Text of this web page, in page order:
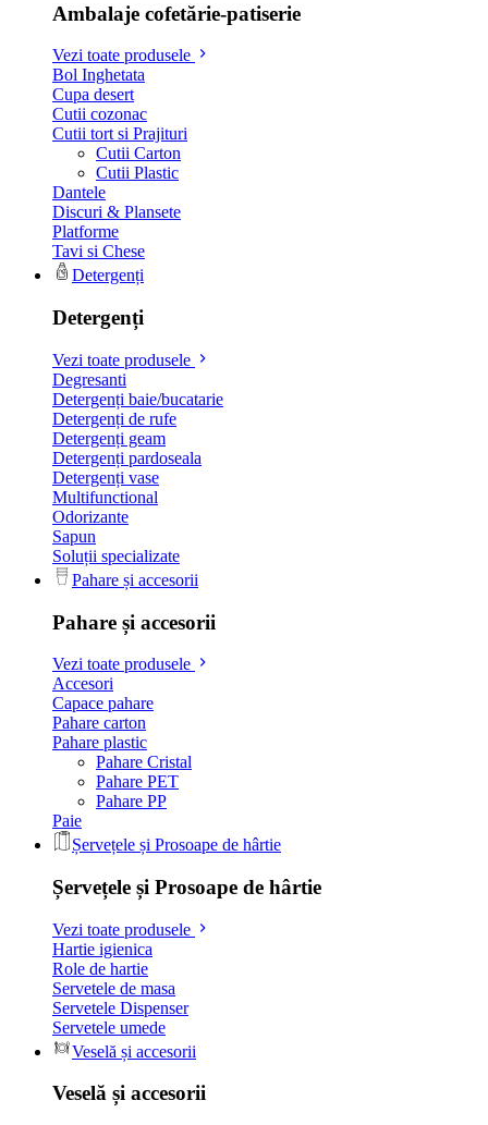
Ambalaje cofetărie-patiserie
Vezi toate produsele
Bol Inghetata
Cupa desert
Cutii cozonac
Cutii tort si Prajituri
Cutii Carton
Cutii Plastic
Dantele
Discuri & Plansete
Platforme
Tavi si Chese
Detergenți
Detergenți
Vezi toate produsele
Degresanti
Detergenți baie/bucatarie
Detergenți de rufe
Detergenți geam
Detergenți pardoseala
Detergenți vase
Multifunctional
Odorizante
Sapun
Soluții specializate
Pahare și accesorii
Pahare și accesorii
Vezi toate produsele
Accesori
Capace pahare
Pahare carton
Pahare plastic
Pahare Cristal
Pahare PET
Pahare PP
Paie
Șervețele și Prosoape de hârtie
Șervețele și Prosoape de hârtie
Vezi toate produsele
Hartie igienica
Role de hartie
Servetele de masa
Servetele Dispenser
Servetele umede
Veselă și accesorii
Veselă și accesorii